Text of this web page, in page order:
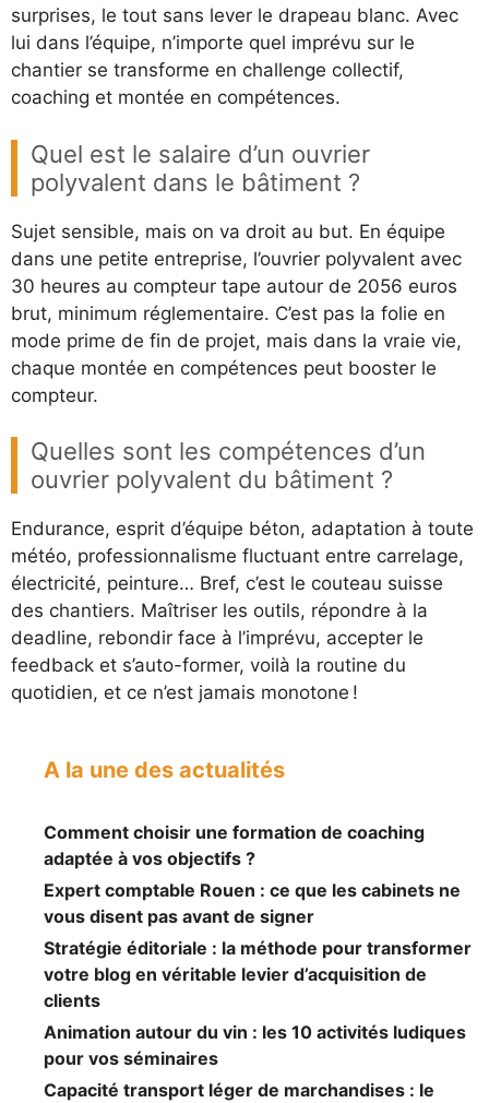
surprises, le tout sans lever le drapeau blanc. Avec
lui dans l’équipe, n’importe quel imprévu sur le
chantier se transforme en challenge collectif,
coaching et montée en compétences.
Quel est le salaire d’un ouvrier
polyvalent dans le bâtiment ?
Sujet sensible, mais on va droit au but. En équipe
dans une petite entreprise, l’ouvrier polyvalent avec
30 heures au compteur tape autour de 2056 euros
brut, minimum réglementaire. C’est pas la folie en
mode prime de fin de projet, mais dans la vraie vie,
chaque montée en compétences peut booster le
compteur.
Quelles sont les compétences d’un
ouvrier polyvalent du bâtiment ?
Endurance, esprit d’équipe béton, adaptation à toute
météo, professionnalisme fluctuant entre carrelage,
électricité, peinture… Bref, c’est le couteau suisse
des chantiers. Maîtriser les outils, répondre à la
deadline, rebondir face à l’imprévu, accepter le
feedback et s’auto-former, voilà la routine du
quotidien, et ce n’est jamais monotone !
A la une des actualités
Comment choisir une formation de coaching
adaptée à vos objectifs ?
Expert comptable Rouen : ce que les cabinets ne
vous disent pas avant de signer
Stratégie éditoriale : la méthode pour transformer
votre blog en véritable levier d’acquisition de
clients
Animation autour du vin : les 10 activités ludiques
pour vos séminaires
Capacité transport léger de marchandises : le